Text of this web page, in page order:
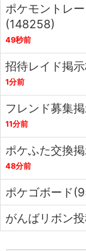
ポケモントレ
(148258)
49秒前
招待レイド掲
1分前
フレンド募集
11分前
ポケふた交換
48分前
ポケゴボード
がんばリボン